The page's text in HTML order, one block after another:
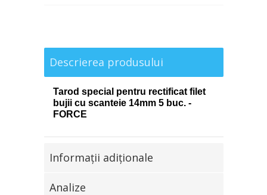
Descrierea produsului
Tarod special pentru rectificat filet
bujii cu scanteie 14mm 5 buc. -
FORCE
Informaţii adiţionale
Analize